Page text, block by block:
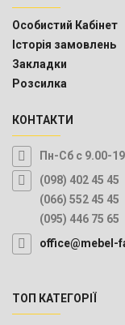
Особистий Кабінет
Історія замовлень
Закладки
Розсилка
КОНТАКТИ
Пн-Сб с 9.00-
(098) 402 45 45
(066) 552 45 45
(095) 446 75 65
office@mebel-
ТОП КАТЕГОРІЇ